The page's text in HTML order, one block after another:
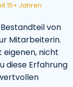
15+ Jahren
von
Mitarbeiterin.
eigenen, nicht
diese Erfahrung